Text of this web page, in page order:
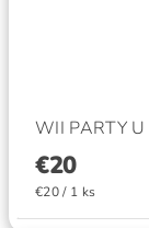
WII PARTY U
€20
€20 / 1 ks